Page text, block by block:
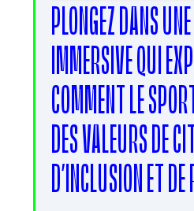
Télécharger ICS
PLONGEZ DANS
IMMERSIVE QUI
COMMENT LE
DES VALEURS DE
D’INCLUSION ET